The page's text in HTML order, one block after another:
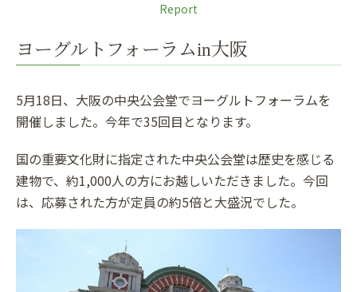
Report
ヨーグルトフォーラムin大阪
5月18日、大阪の中央公会堂でヨーグルトフォーラムを
開催しました。今年で35回目となります。
国の重要文化財に指定された中央公会堂は歴史を感じる
建物で、約1,000人の方にお越しいただきました。今回
は、応募された方が定員の約5倍と大盛況でした。